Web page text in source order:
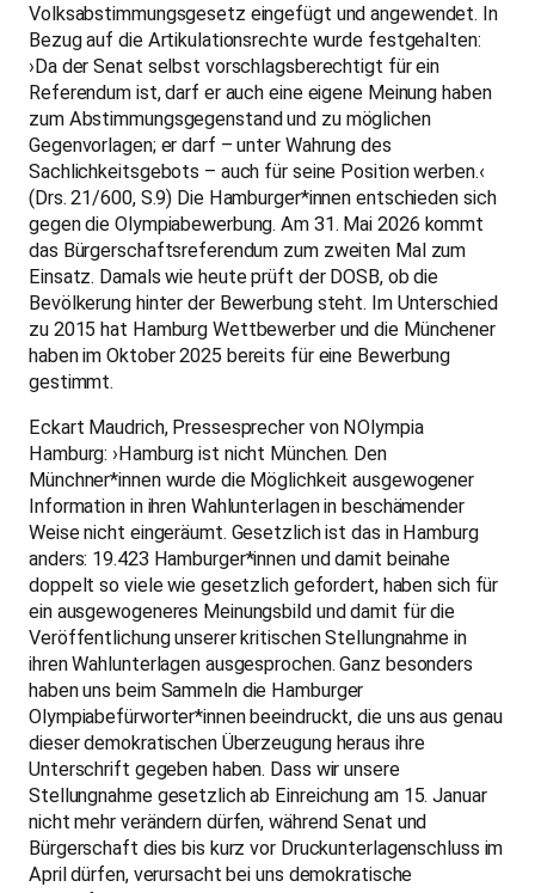
Volksabstimmungsgesetz eingefügt und angewendet. In
Bezug auf die Artikulationsrechte wurde festgehalten:
›Da der Senat selbst vorschlagsberechtigt für ein
Referendum ist, darf er auch eine eigene Meinung haben
zum Abstimmungsgegenstand und zu möglichen
Gegenvorlagen; er darf – unter Wahrung des
Sachlichkeitsgebots – auch für seine Position werben.‹
(Drs. 21/600, S.9) Die Hamburger*innen entschieden sich
gegen die Olympiabewerbung. Am 31. Mai 2026 kommt
das Bürgerschaftsreferendum zum zweiten Mal zum
Einsatz. Damals wie heute prüft der DOSB, ob die
Bevölkerung hinter der Bewerbung steht. Im Unterschied
zu 2015 hat Hamburg Wettbewerber und die Münchener
haben im Oktober 2025 bereits für eine Bewerbung
gestimmt.
Eckart Maudrich, Pressesprecher von NOlympia
Hamburg: ›Hamburg ist nicht München. Den
Münchner*innen wurde die Möglichkeit ausgewogener
Information in ihren Wahlunterlagen in beschämender
Weise nicht eingeräumt. Gesetzlich ist das in Hamburg
anders: 19.423 Hamburger*innen und damit beinahe
doppelt so viele wie gesetzlich gefordert, haben sich für
ein ausgewogeneres Meinungsbild und damit für die
Veröffentlichung unserer kritischen Stellungnahme in
ihren Wahlunterlagen ausgesprochen. Ganz besonders
haben uns beim Sammeln die Hamburger
Olympiabefürworter*innen beeindruckt, die uns aus genau
dieser demokratischen Überzeugung heraus ihre
Unterschrift gegeben haben. Dass wir unsere
Stellungnahme gesetzlich ab Einreichung am 15. Januar
nicht mehr verändern dürfen, während Senat und
Bürgerschaft dies bis kurz vor Druckunterlagenschluss im
April dürfen, verursacht bei uns demokratische